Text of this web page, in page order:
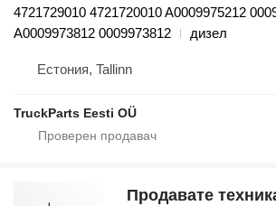
4721729010 4721720010 A0009975212
A0009973812 0009973812
дизел
Естония, Tallinn
TruckParts Eesti OÜ
Продавате